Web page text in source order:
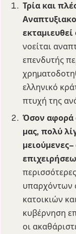
Τρία και
νοείται
επενδυτής
ελληνικό
πτυχή της
Όσον αφορά
µας, πολύ
υπαρχόντων
κατοικιών
κυβέρνηση
οι